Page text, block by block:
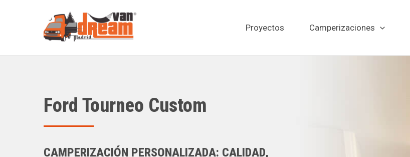
Proyectos Camperizaciones
Ford Tourneo Custom
CAMPERIZACIÓN PERSONALIZADA: CALIDAD,